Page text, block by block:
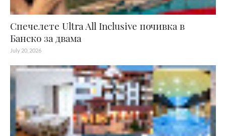
Спечелете Ultra All Inclusive почивка в
Банско за двама
July 20, 2026